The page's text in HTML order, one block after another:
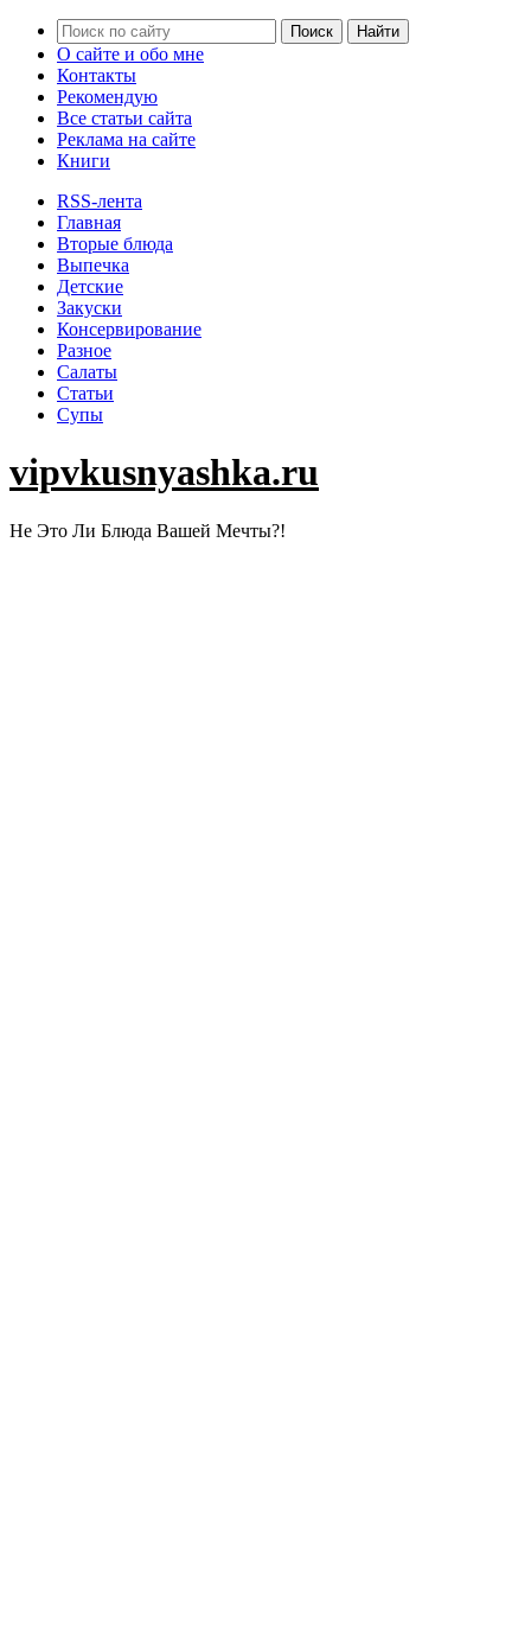
О сайте и обо мне
Контакты
Рекомендую
Все статьи сайта
Реклама на сайте
Книги
RSS-лента
Главная
Вторые блюда
Выпечка
Детские
Закуски
Консервирование
Разное
Салаты
Статьи
Супы
vipvkusnyashka.ru
Не Это Ли Блюда Вашей Мечты?!